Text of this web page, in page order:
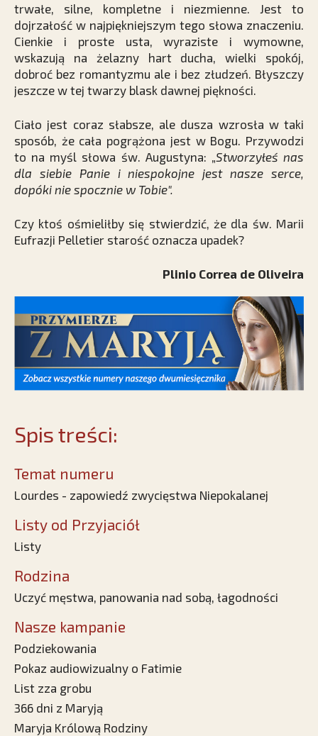
trwałe, silne, kompletne i niezmienne. Jest to
dojrzałość w najpiękniejszym tego słowa znaczeniu.
Cienkie i proste usta, wyraziste i wymowne,
wskazują na żelazny hart ducha, wielki spokój,
dobroć bez romantyzmu ale i bez złudzeń. Błyszczy
jeszcze w tej twarzy blask dawnej piękności.
Ciało jest coraz słabsze, ale dusza wzrosła w taki
sposób, że cała pogrążona jest w Bogu. Przywodzi
to na myśl słowa św. Augustyna: „Stworzyłeś nas
dla siebie Panie i niespokojne jest nasze serce,
dopóki nie spocznie w Tobie".
Czy ktoś ośmieliłby się stwierdzić, że dla św. Marii
Eufrazji Pelletier starość oznacza upadek?
Plinio Correa de Oliveira
Spis treści:
Temat numeru
Lourdes - zapowiedź zwycięstwa Niepokalanej
Listy od Przyjaciół
Listy
Rodzina
Uczyć męstwa, panowania nad sobą, łagodności
Nasze kampanie
Podziekowania
Pokaz audiowizualny o Fatimie
List zza grobu
366 dni z Maryją
Maryja Królową Rodziny